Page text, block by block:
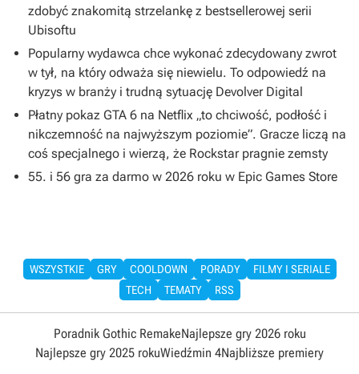
zdobyć znakomitą strzelankę z bestsellerowej serii
Ubisoftu
Popularny wydawca chce wykonać zdecydowany zwrot
w tył, na który odważa się niewielu. To odpowiedź na
kryzys w branży i trudną sytuację Devolver Digital
Płatny pokaz GTA 6 na Netflix „to chciwość, podłość i
nikczemność na najwyższym poziomie”. Gracze liczą na
coś specjalnego i wierzą, że Rockstar pragnie zemsty
55. i 56 gra za darmo w 2026 roku w Epic Games Store
WSZYSTKIE GRY COOLDOWN PORADY
FILMY I SERIALE
TECH
TEMATY RSS
Poradnik Gothic RemakeNajlepsze gry 2026 roku
Najlepsze gry 2025 rokuWiedźmin 4Najbliższe premiery